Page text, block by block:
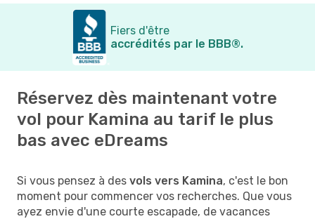
Fiers d'être
accrédités par le BBB®.
Réservez dès maintenant votre
vol pour Kamina au tarif le plus
bas avec eDreams
Si vous pensez à des vols vers Kamina, c'est le bon
moment pour commencer vos recherches. Que vous
ayez envie d'une courte escapade, de vacances